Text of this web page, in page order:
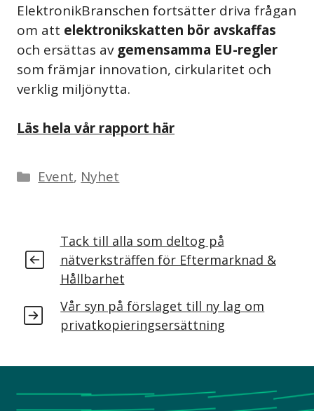
ElektronikBranschen fortsätter driva frågan
om att elektronikskatten bör avskaffas
och ersättas av gemensamma EU-regler
som främjar innovation, cirkularitet och
verklig miljönytta.
Läs hela vår rapport här
Event, Nyhet
Tack till alla som deltog på
nätverksträffen för Eftermarknad &
Hållbarhet
Vår syn på förslaget till ny lag om
privatkopieringsersättning